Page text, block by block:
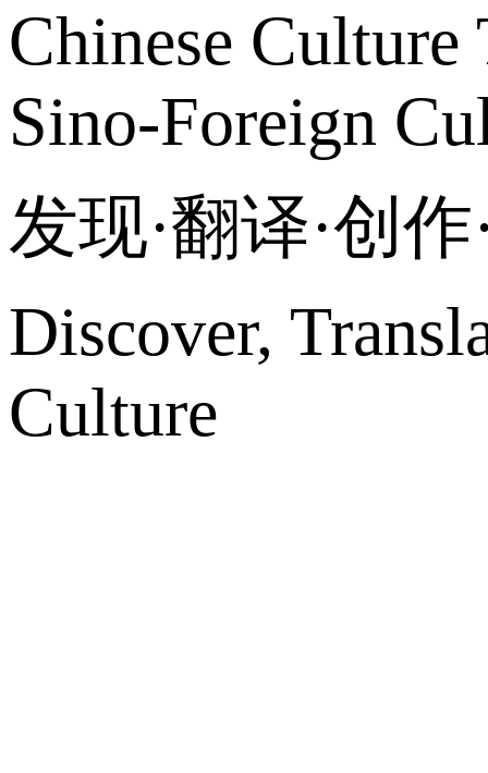
Chinese
Sino-Foreign
发现·翻译·创
Discover,
Culture